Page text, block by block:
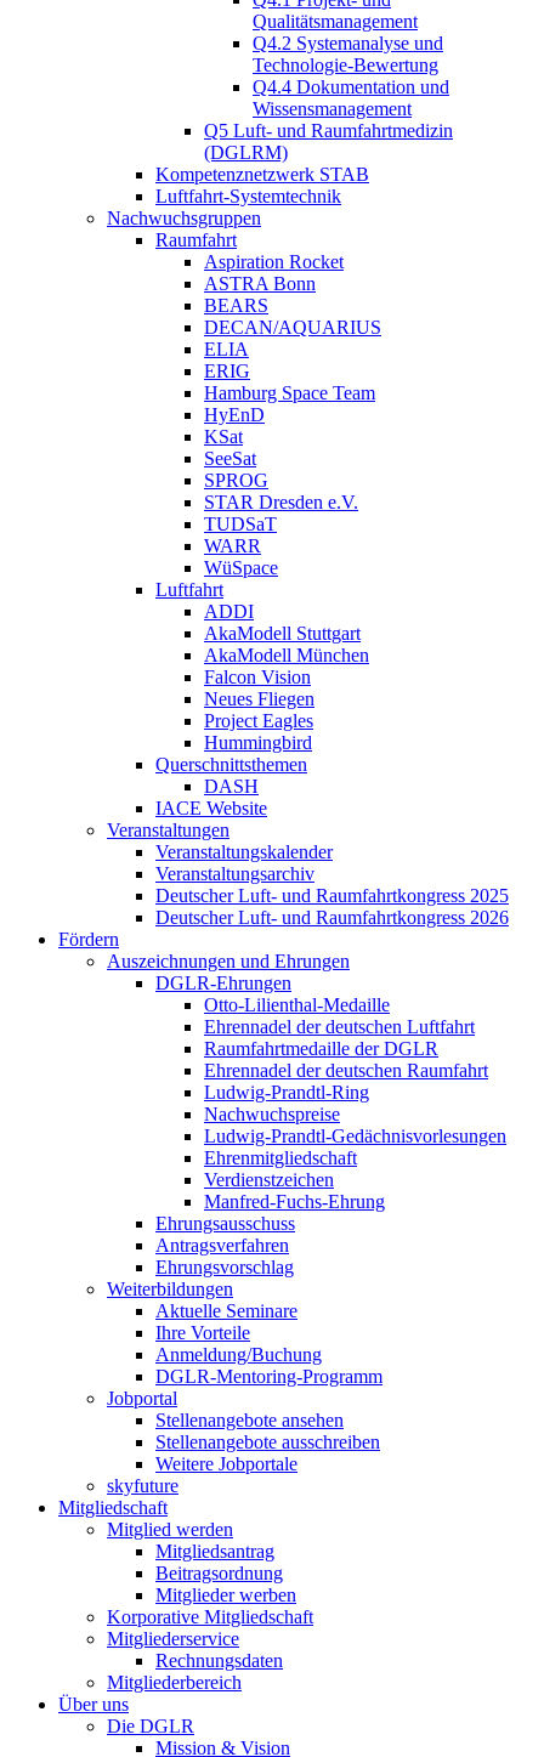
Qualitätsmanagement
Q4.2 Systemanalyse und
Technologie-Bewertung
Q4.4 Dokumentation und
Wissensmanagement
Q5 Luft- und Raumfahrtmedizin
(DGLRM)
Kompetenznetzwerk STAB
Luftfahrt-Systemtechnik
Nachwuchsgruppen
Raumfahrt
Aspiration Rocket
ASTRA Bonn
BEARS
DECAN/AQUARIUS
ELIA
ERIG
Hamburg Space Team
HyEnD
KSat
SeeSat
SPROG
STAR Dresden e.V.
TUDSaT
WARR
WüSpace
Luftfahrt
ADDI
AkaModell Stuttgart
AkaModell München
Falcon Vision
Neues Fliegen
Project Eagles
Hummingbird
Querschnittsthemen
DASH
IACE Website
Veranstaltungen
Veranstaltungskalender
Veranstaltungsarchiv
Deutscher Luft- und Raumfahrtkongress 2025
Deutscher Luft- und Raumfahrtkongress 2026
Fördern
Auszeichnungen und Ehrungen
DGLR-Ehrungen
Otto-Lilienthal-Medaille
Ehrennadel der deutschen Luftfahrt
Raumfahrtmedaille der DGLR
Ehrennadel der deutschen Raumfahrt
Ludwig-Prandtl-Ring
Nachwuchspreise
Ludwig-Prandtl-Gedächnisvorlesungen
Ehrenmitgliedschaft
Verdienstzeichen
Manfred-Fuchs-Ehrung
Ehrungsausschuss
Antragsverfahren
Ehrungsvorschlag
Weiterbildungen
Aktuelle Seminare
Ihre Vorteile
Anmeldung/Buchung
DGLR-Mentoring-Programm
Jobportal
Stellenangebote ansehen
Stellenangebote ausschreiben
Weitere Jobportale
skyfuture
Mitgliedschaft
Mitglied werden
Mitgliedsantrag
Beitragsordnung
Mitglieder werben
Korporative Mitgliedschaft
Mitgliederservice
Rechnungsdaten
Mitgliederbereich
Über uns
Die DGLR
Mission & Vision